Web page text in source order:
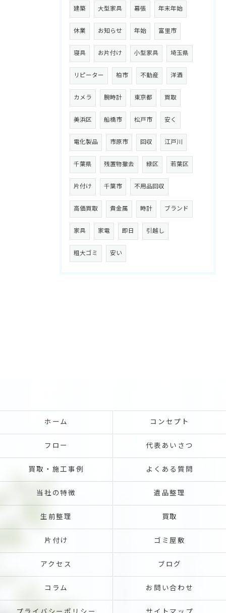
建築 大型家具 幕張 年末年始
休業 お知らせ 年始 富里市
寝具 お片付け 小型家具 埼玉県
リピーター 柏市 不動産 洋酒
カメラ 腕時計 東京都 買取
美浜区 船橋市 松戸市 安く
電化製品 市原市 回収 江戸川
千葉県 残置物撤去 緑区 若葉区
片付け 千葉市 不用品回収
高価買取 貴金属 時計 ブランド
家具 家電 即日 引越し
粗大ゴミ 安い
ホーム コンセプト
フロー 代表あいさつ
買取・施工事例 よくある質問
当社の特徴 遺品整理
生前整理 買取
片付け ゴミ屋敷
アクセス ブログ
コラム お問い合わせ